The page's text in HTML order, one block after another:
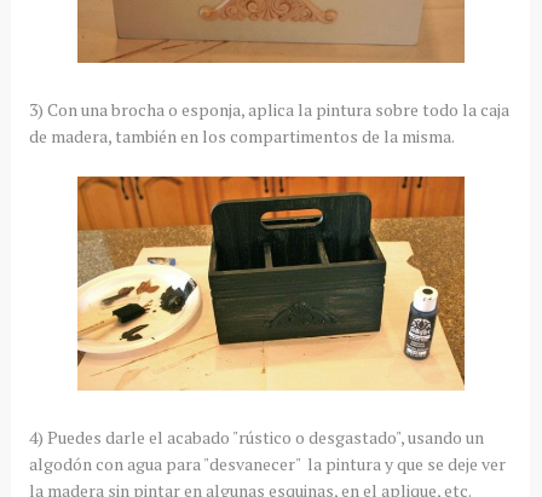
3) Con una brocha o esponja, aplica la pintura sobre todo la caja
de madera, también en los compartimentos de la misma.
4) Puedes darle el acabado "rústico o desgastado", usando un
algodón con agua para "desvanecer" la pintura y que se deje ver
la madera sin pintar en algunas esquinas, en el aplique, etc.